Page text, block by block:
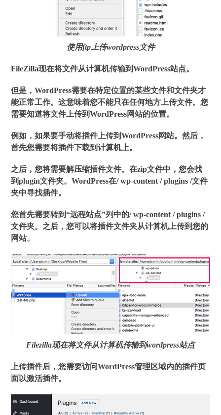
使用ftp上传wordpress文件
FileZilla现在将文件从计算机传输到WordPress站点。
但是，WordPress需要在特定位置的某些文件和文件夹才
能正常工作。这意味着您不能只在任何地方上传文件。您
需要知道将文件上传到WordPress网站的位置。
例如，如果要手动将插件上传到WordPress网站。然后，
首先您需要将插件下载到计算机上。
之后，您将需要解压缩插件文件。在zip文件中，您会找
到plugin文件夹。WordPress在/ wp-content / plugins /文件
夹中寻找插件。
您首先需要转到“远程站点”列中的/ wp-content / plugins /
文件夹。之后，您可以将插件文件夹从计算机上传到您的
网站。
Filezilla现在将文件从计算机传输到wordpress站点
上传插件后，您需要访问WordPress管理区域内的插件页
面以激活插件。